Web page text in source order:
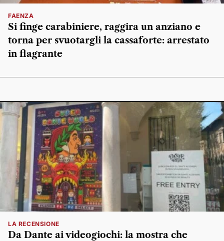
FAENZA
Si finge carabiniere, raggira un anziano e
torna per svuotargli la cassaforte: arrestato
in flagrante
LA RECENSIONE
Da Dante ai videogiochi: la mostra che